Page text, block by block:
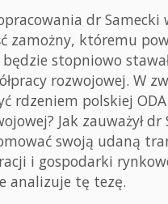
dr Samecki
zamożny, któremu
stopniowo
rozwojowej. W
rdzeniem polskiej
Jak zauważył
swoją udaną
i gospodarki
analizuje tę tezę.